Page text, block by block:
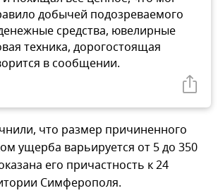
добычей подозреваемого
средства, ювелирные
техника, дорогостоящая
в сообщении.
что размер причиненного
ущерба варьируется от 5 до 350
его причастность к 24
Симферополя.